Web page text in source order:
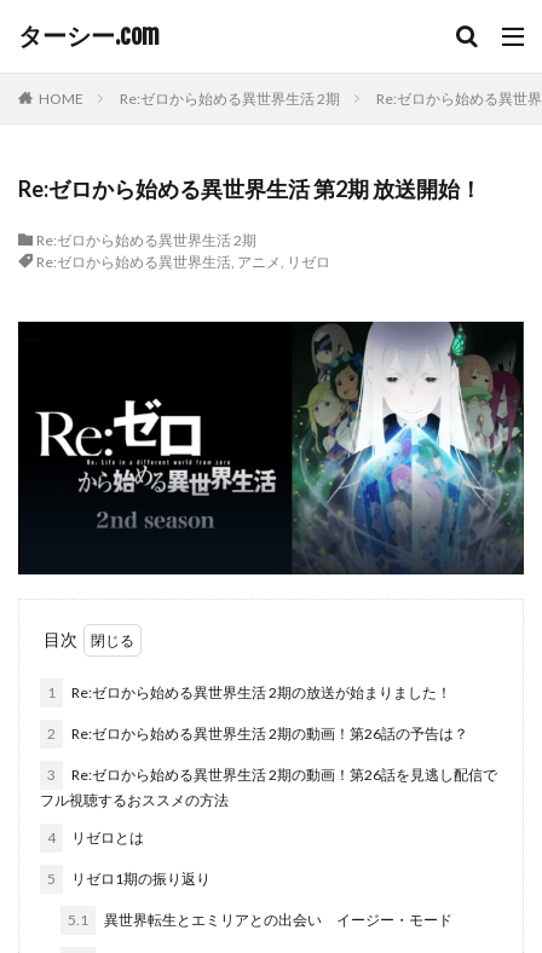
ターシー.com
HOME Re:ゼロから始める異世界生活 2期 Re:ゼロから始める異世
Re:ゼロから始める異世界生活 第2期 放送開始！
Re:ゼロから始める異世界生活 2期
Re:ゼロから始める異世界生活, アニメ, リゼロ
目次
1 Re:ゼロから始める異世界生活 2期の放送が始まりました！
2 Re:ゼロから始める異世界生活 2期の動画！第26話の予告は？
3
Re:ゼロから始める異世界生活 2期の動画！第26話を見逃し配信で
フル視聴するおススメの方法
4 リゼロとは
5 リゼロ1期の振り返り
5.1 異世界転生とエミリアとの出会い イージー・モード